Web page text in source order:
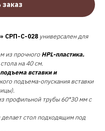
СРП-С-028 универсален для
из прочного HPL-пластика.
на 40 см.
вставки и
подъема-опускания вставки
профильной трубы 60*30 мм с
стол подходящим под